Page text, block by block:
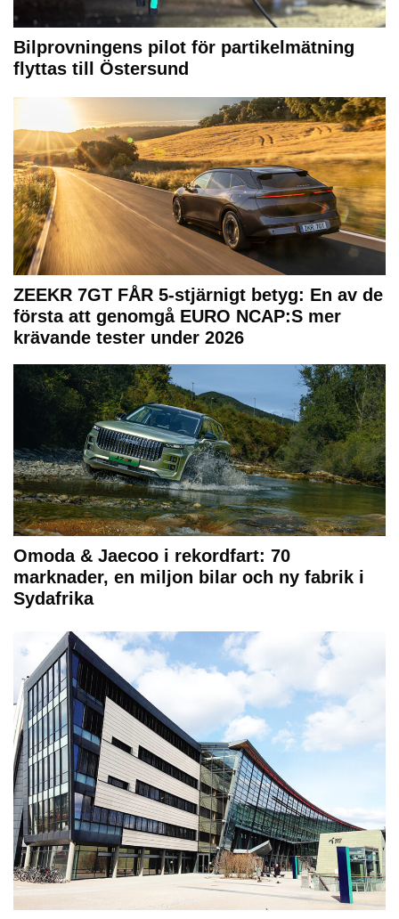
Bilprovningens pilot för partikelmätning
flyttas till Östersund
ZEEKR 7GT FÅR 5-stjärnigt betyg: En av de
första att genomgå EURO NCAP:S mer
krävande tester under 2026
Omoda & Jaecoo i rekordfart: 70
marknader, en miljon bilar och ny fabrik i
Sydafrika